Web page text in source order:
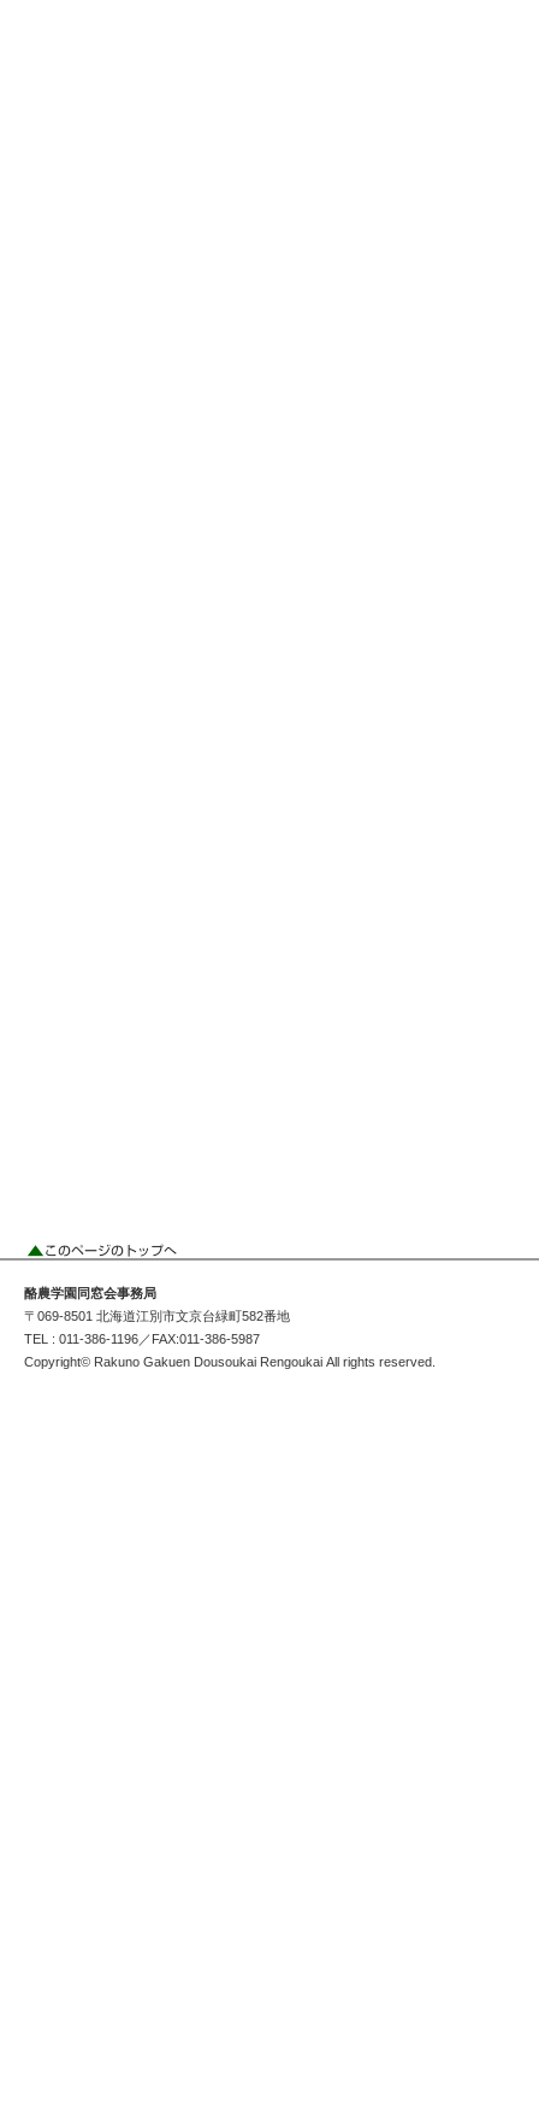
酪農学園同窓会事務局
〒069-8501 北海道江別市文京台緑町582番地
TEL : 011-386-1196／FAX:011-386-5987
Copyright© Rakuno Gakuen Dousoukai Rengoukai All rights reserved.